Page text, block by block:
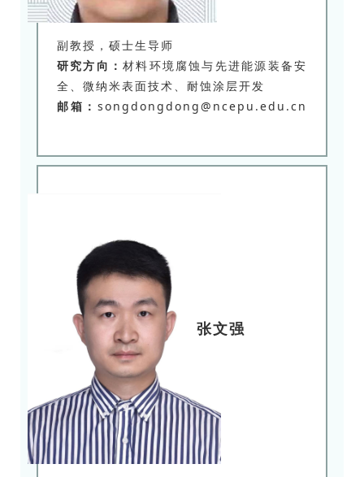
副教授，硕士生导师
研究方向：材料环境腐蚀与先进能源装备安
全、微纳米表面技术、耐蚀涂层开发
邮箱： songdongdong@ncepu.edu.cn
张文强